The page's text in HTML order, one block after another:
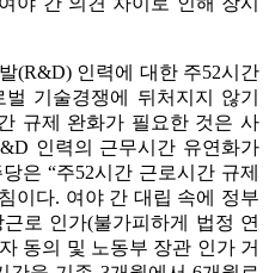
(R&D) 인력에 대한 주52시간
기술경쟁에 뒤처지지 않기
규제 완화가 필요한 것은 사
인력의 근무시간 유연화가
은 “주52시간 근로시간 규제
이다. 여야 간 대립 속에 정부
로 인가(불가피하게 법정 연
동의 및 노동부 장관 인가 거